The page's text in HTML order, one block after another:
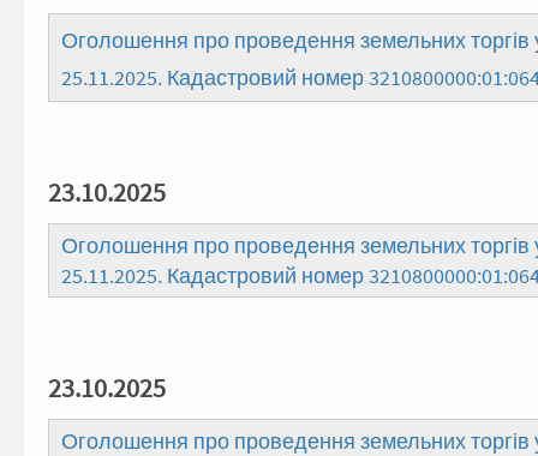
Оголошення про проведення земельних
25.11.2025. Кадастровий номер
23.10.2025
Оголошення про проведення земельних
25.11.2025. Кадастровий номер
23.10.2025
Оголошення про проведення земельних